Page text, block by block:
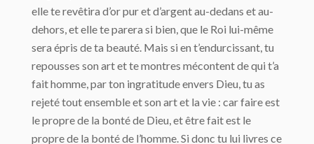
elle te revêtira d’or pur et d’argent au-dedans et au-
dehors, et elle te parera si bien, que le Roi lui-même
sera épris de ta beauté. Mais si en t’endurcissant, tu
repousses son art et te montres mécontent de qui t’a
fait homme, par ton ingratitude envers Dieu, tu as
rejeté tout ensemble et son art et la vie : car faire est
le propre de la bonté de Dieu, et être fait est le
propre de la bonté de l’homme. Si donc tu lui livres ce